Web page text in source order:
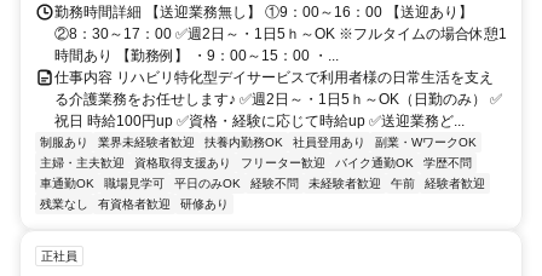
勤務時間詳細 【送迎業務無し】 ①9：00～16：00 【送迎あり】
②8：30～17：00 ✅週2日～・1日5ｈ～OK ※フルタイムの場合休憩1
時間あり 【勤務例】 ・9：00～15：00 ・...
仕事内容 リハビリ特化型デイサービスで利用者様の日常生活を支え
る介護業務をお任せします♪ ✅週2日～・1日5ｈ～OK（日勤のみ） ✅
祝日 時給100円up ✅資格・経験に応じて時給up ✅送迎業務ど...
制服あり 業界未経験者歓迎 扶養内勤務OK 社員登用あり
副業・WワークOK
主婦・主夫歓迎
資格取得支援あり フリーター歓迎 バイク通勤OK
学歴不問
車通勤OK
職場見学可 平日のみOK 経験不問 未経験者歓迎 午前
経験者歓迎
残業なし
有資格者歓迎 研修あり
正社員